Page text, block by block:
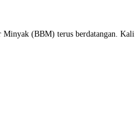
Minyak (BBM) terus berdatangan. Kali